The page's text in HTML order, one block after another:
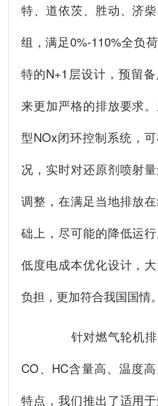
特、道依茨、胜动、济
组，满足0%-110%全负
特的N+1层设计，预留
来更加严格的排放要求
型NOx闭环控制系统，
况，实时对还原剂喷射
调整，在满足当地排放
础上，尽可能的降低运
低度电成本优化设计，
负担，更加符合我国国情。
针对燃气轮机排
CO、HC含量高、温度
特点，我们推出了适用